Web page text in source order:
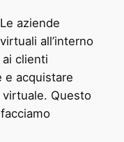
Le aziende
all’interno
clienti
e acquistare
Questo